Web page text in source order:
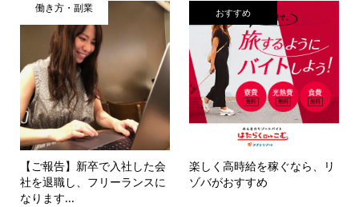
働き方・副業
【ご報告】新卒で入社した会
社を退職し、フリーランスに
なります...
おすすめ
楽しく高時給を稼ぐなら、リ
ゾバがおすすめ